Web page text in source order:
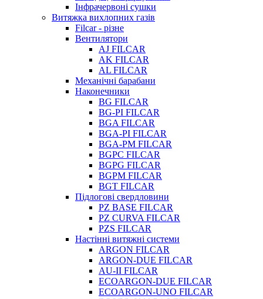
Інфрачервоні сушки
Витяжка вихлопних газів
Filcar - різне
Вентилятори
AJ FILCAR
AK FILCAR
AL FILCAR
Механічні барабани
Наконечники
BG FILCAR
BG-PI FILCAR
BGA FILCAR
BGA-PI FILCAR
BGA-PM FILCAR
BGPC FILCAR
BGPG FILCAR
BGPM FILCAR
BGT FILCAR
Підлогові свердловини
PZ BASE FILCAR
PZ CURVA FILCAR
PZS FILCAR
Настінні витяжні системи
ARGON FILCAR
ARGON-DUE FILCAR
AU-II FILCAR
ECOARGON-DUE FILCAR
ECOARGON-UNO FILCAR